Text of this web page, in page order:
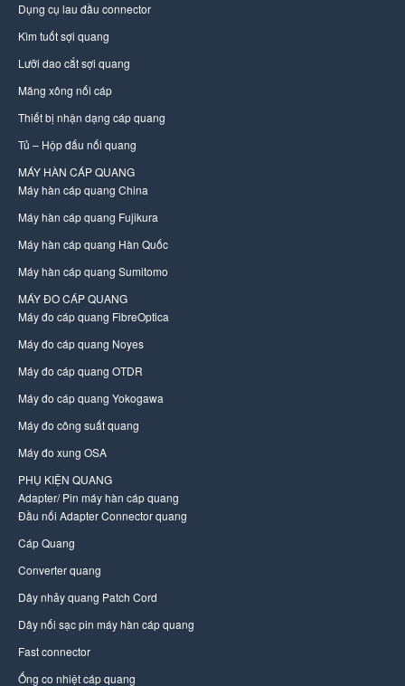
Dụng cụ lau đầu connector
Kìm tuốt sợi quang
Lưỡi dao cắt sợi quang
Măng xông nối cáp
Thiết bị nhận dạng cáp quang
Tủ – Hộp đấu nối quang
MÁY HÀN CÁP QUANG
Máy hàn cáp quang China
Máy hàn cáp quang Fujikura
Máy hàn cáp quang Hàn Quốc
Máy hàn cáp quang Sumitomo
MÁY ĐO CÁP QUANG
Máy đo cáp quang FibreOptica
Máy đo cáp quang Noyes
Máy đo cáp quang OTDR
Máy đo cáp quang Yokogawa
Máy đo công suất quang
Máy đo xung OSA
PHỤ KIỆN QUANG
Adapter/ Pin máy hàn cáp quang
Đầu nối Adapter Connector quang
Cáp Quang
Converter quang
Dây nhảy quang Patch Cord
Dây nối sạc pin máy hàn cáp quang
Fast connector
Ống co nhiệt cáp quang